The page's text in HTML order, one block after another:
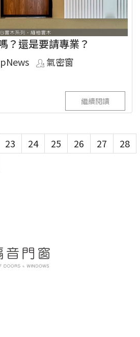
？還是要請專業？
氣密窗
繼續閱讀
23 24 25 26 27
28